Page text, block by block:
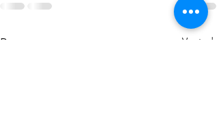
Posts recentes Ver tudo